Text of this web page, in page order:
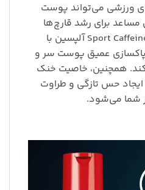
ورزشی می‌تواند پوست
برای رشد قارچ‌ها
ایجاد نماید. شامپو Sport Caffeine CTX آلپسین با
پاکسازی عمیق پوست سر و
همچنین، خاصیت خنک
حس تازگی و طراوت
شما می‌شود.